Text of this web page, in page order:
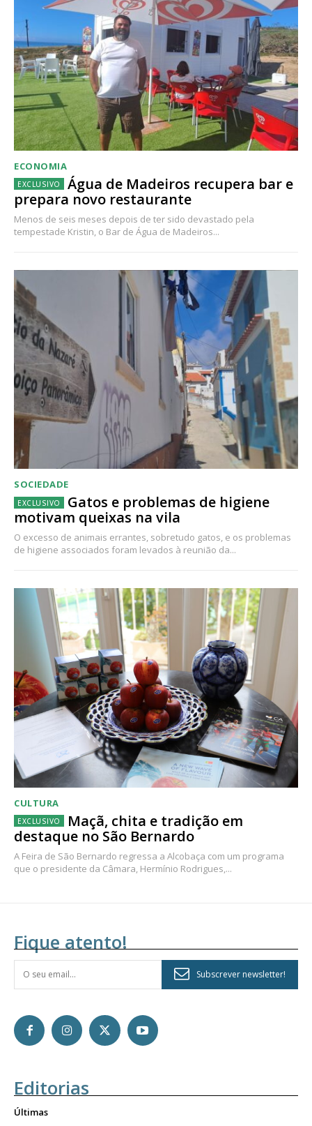
ECONOMIA
Água de Madeiros recupera bar e
prepara novo restaurante
Menos de seis meses depois de ter sido devastado pela
tempestade Kristin, o Bar de Água de Madeiros...
SOCIEDADE
Gatos e problemas de higiene
motivam queixas na vila
O excesso de animais errantes, sobretudo gatos, e os problemas
de higiene associados foram levados à reunião da...
CULTURA
Maçã, chita e tradição em
destaque no São Bernardo
A Feira de São Bernardo regressa a Alcobaça com um programa
que o presidente da Câmara, Hermínio Rodrigues,...
Fique atento!
Subscrever newsletter!
Editorias
Últimas